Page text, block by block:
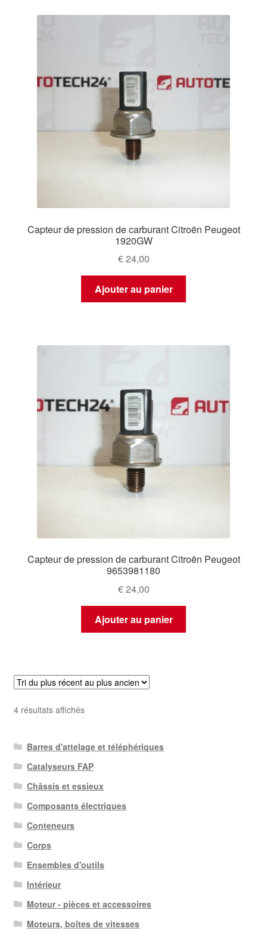
Capteur de pression de carburant Citroën Peugeot
1920GW
€24,00
Ajouter au panier
Capteur de pression de carburant Citroën Peugeot
9653981180
€24,00
Ajouter au panier
4 résultats affichésTrié
récent
au
plus
ancien
Barres d'attelage et téléphériques
Catalyseurs FAP
Châssis et essieux
Composants électriques
Conteneurs
Corps
Ensembles d'outils
Intérieur
Moteur - pièces et accessoires
Moteurs, boîtes de vitesses